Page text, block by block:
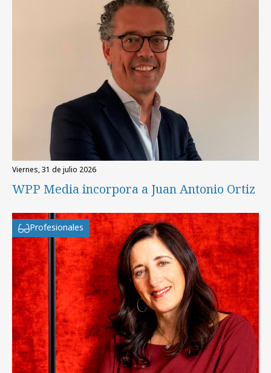
viernes, 31 de julio 2026
WPP Media incorpora a Juan Antonio Ortiz
Profesionales